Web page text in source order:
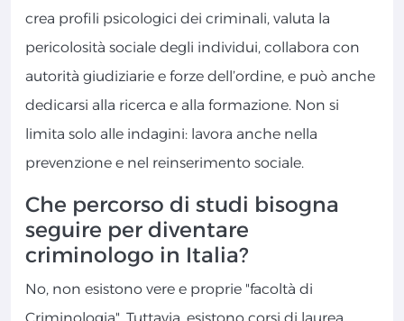
crea profili psicologici dei criminali, valuta la
pericolosità sociale degli individui, collabora con
autorità giudiziarie e forze dell’ordine, e può anche
dedicarsi alla ricerca e alla formazione. Non si
limita solo alle indagini: lavora anche nella
prevenzione e nel reinserimento sociale.
Che percorso di studi bisogna
seguire per diventare
criminologo in Italia?
No, non esistono vere e proprie "facoltà di